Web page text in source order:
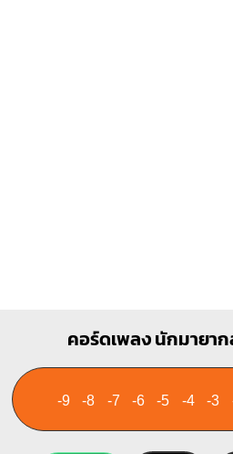
คอร์ดเพลง นักมายาก
-9 -8 -7 -6 -5 -4 -3